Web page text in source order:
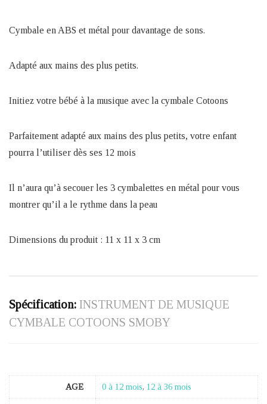
Cymbale en ABS et métal pour davantage de sons.
Adapté aux mains des plus petits.
Initiez votre bébé à la musique avec la cymbale Cotoons
Parfaitement adapté aux mains des plus petits, votre enfant
pourra l’utiliser dès ses 12 mois
Il n’aura qu’à secouer les 3 cymbalettes en métal pour vous
montrer qu’il a le rythme dans la peau
Dimensions du produit : 11 x 11 x 3 cm
Spécification: INSTRUMENT DE MUSIQUE
CYMBALE COTOONS SMOBY
AGE 0 à 12 mois, 12 à 36 mois